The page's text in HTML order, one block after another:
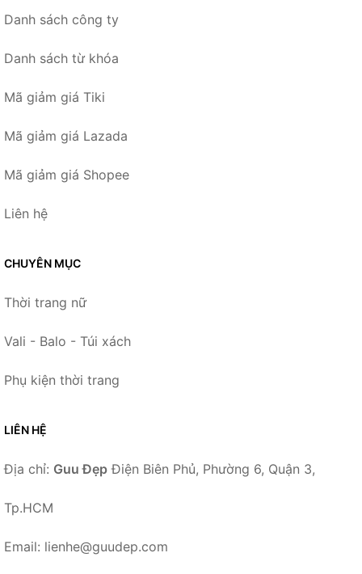
Danh sách công ty
Danh sách từ khóa
Mã giảm giá Tiki
Mã giảm giá Lazada
Mã giảm giá Shopee
Liên hệ
CHUYÊN MỤC
Thời trang nữ
Vali - Balo - Túi xách
Phụ kiện thời trang
LIÊN HỆ
Địa chỉ: Guu Đẹp Điện Biên Phủ, Phường 6, Quận 3,
Tp.HCM
Email: lienhe@guudep.com